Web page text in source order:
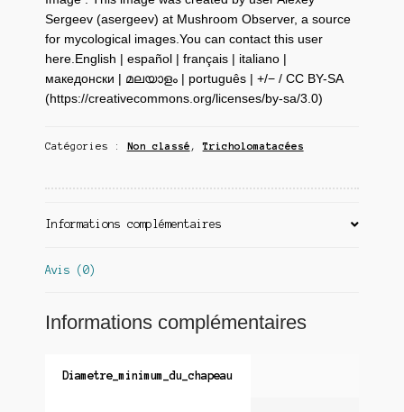
Sergeev (asergeev) at Mushroom Observer, a source
for mycological images.You can contact this user
here.English | español | français | italiano |
македонски | മലയാളം | português | +/− / CC BY-SA
(https://creativecommons.org/licenses/by-sa/3.0)
Catégories : Non classé ,Tricholomatacées
Informations complémentaires
Avis (0)
Informations complémentaires
Diametre_minimum_du_chapeau